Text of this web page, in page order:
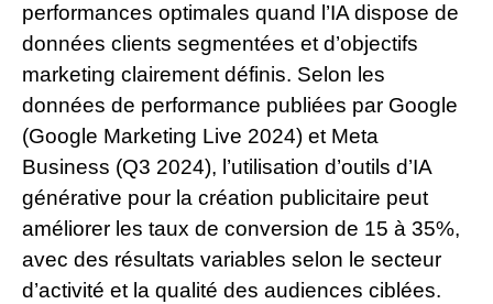
performances optimales quand l’IA dispose de
données clients segmentées et d’objectifs
marketing clairement définis. Selon les
données de performance publiées par Google
(Google Marketing Live 2024) et Meta
Business (Q3 2024), l’utilisation d’outils d’IA
générative pour la création publicitaire peut
améliorer les taux de conversion de 15 à 35%,
avec des résultats variables selon le secteur
d’activité et la qualité des audiences ciblées.